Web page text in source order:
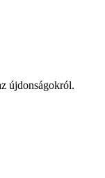
újdonságokról.